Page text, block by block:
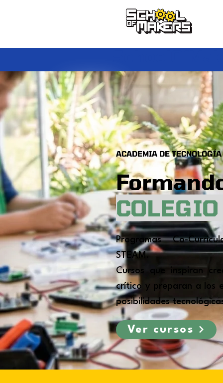
ACADEMIA DE
COLEGIO
Programas Co-
STEAM.
Cursos que inspiran
crítico y preparan a los
posibilidades
Ver cursos